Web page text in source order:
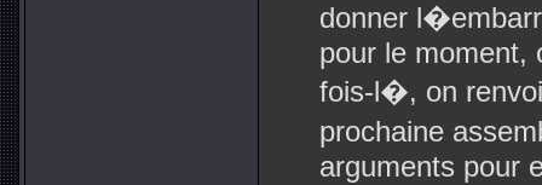
donner
pour le moment,
fois-l�, on
prochaine
arguments pour